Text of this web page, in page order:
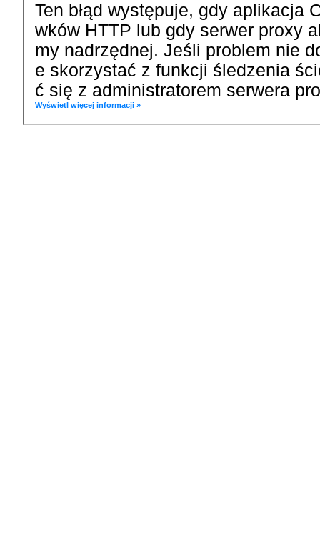
Ten błąd występuje, gdy aplikacja
wków HTTP lub gdy serwer proxy
my nadrzędnej. Jeśli problem nie
e skorzystać z funkcji śledzenia
ć się z administratorem serwera
Wyświetl więcej informacji »